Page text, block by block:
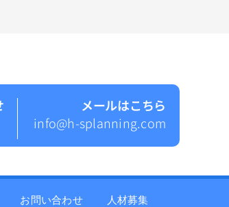
メールはこちら
info@h-splanning.com
お問い合わせ 人材募集